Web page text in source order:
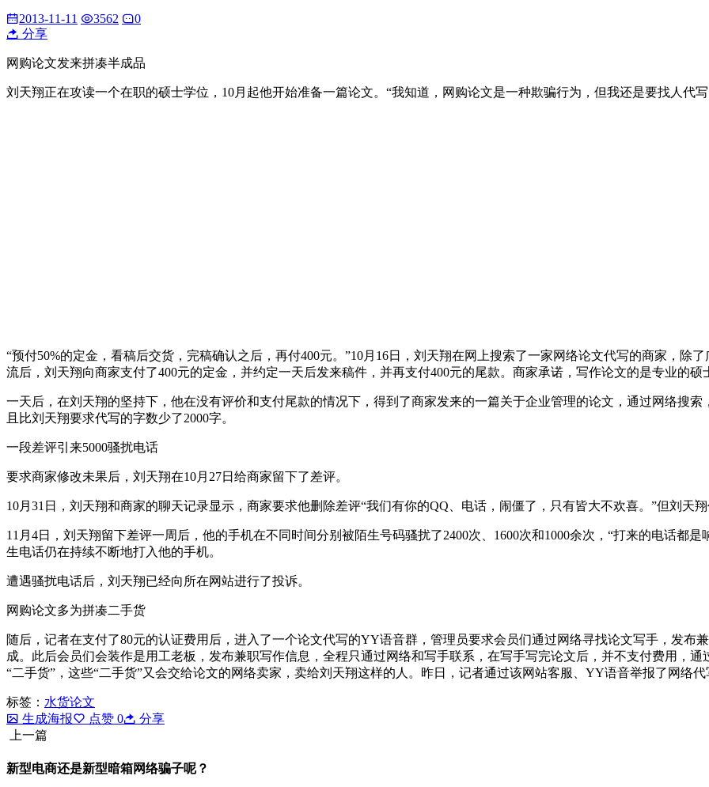
2013-11-11 3562
0
分享
网购论文发来拼凑半成品
刘天翔正在攻读一个在职的硕士学位，10月起他开始准备一篇论文。“我知道，网购论文是一种欺骗行为，但我还是要找人代
“预付50%的定金，看稿后交货，完稿确认之后，再付400元。”10月16日，刘天翔在网上搜索了一家网络论文代写的商家，除
流后，刘天翔向商家支付了400元的定金，并约定一天后发来稿件，并再支付400元的尾款。商家承诺，写作论文的是专业的
一天后，在刘天翔的坚持下，他在没有评价和支付尾款的情况下，得到了商家发来的一篇关于企业管理的论文，通过网络搜
且比刘天翔要求代写的字数少了2000字。
一段差评引来5000骚扰电话
要求商家修改未果后，刘天翔在10月27日给商家留下了差评。
10月31日，刘天翔和商家的聊天记录显示，商家要求他删除差评“我们有你的QQ、电话，闹僵了，只有皆大不欢喜。”但刘天
11月4日，刘天翔留下差评一周后，他的手机在不同时间分别被陌生号码骚扰了2400次、1600次和1000余次，“打来的电话都
生电话仍在持续不断地打入他的手机。
遭遇骚扰电话后，刘天翔已经向所在网站进行了投诉。
网购论文多为拼凑二手货
随后，记者在支付了80元的认证费用后，进入了一个论文代写的YY语音群，管理员要求会员们通过网络寻找论文写手，发布
成。此后会员们会装作是用工老板，发布兼职写作信息，全程只通过网络和写手联系，在写手写完论文后，并不支付费用，
“二手货”，这些“二手货”又会交给论文的网络卖家，卖给刘天翔这样的人。昨日，记者通过该网站客服、YY语音举报了网络
标签： 水货论文
生成海报
点赞 0
分享
上一篇
新型电商还是新型暗箱网络骗子呢？